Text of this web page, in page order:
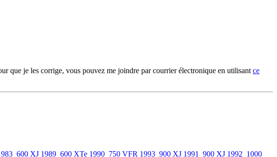
que je les corrige, vous pouvez me joindre par courrier électronique en utilisant ce
600 XJ 1989 600 XTe 1990 750 VFR 1993 900 XJ 1991 900 XJ 1992 1000